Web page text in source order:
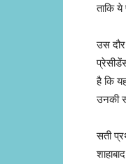
ताकि
उस
है कि
उनकी
सती